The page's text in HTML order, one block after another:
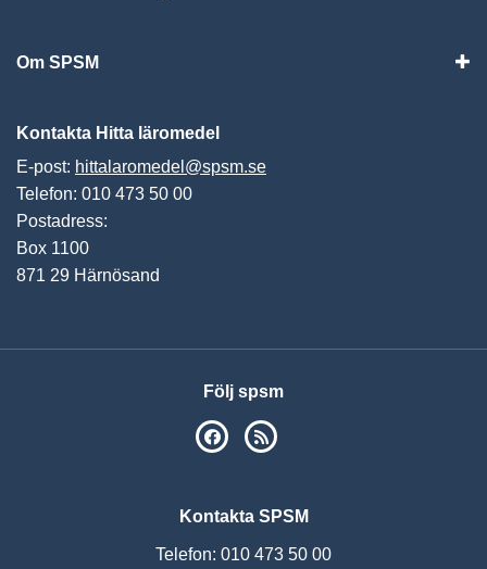
Om SPSM
Kontakta Hitta läromedel
E-post: hittalaromedel@spsm.se
Telefon: 010 473 50 00
Postadress:
Box 1100
871 29 Härnösand
Följ spsm
SPSM på Facebook
Kontakta SPSM
Telefon: 010 473 50 00